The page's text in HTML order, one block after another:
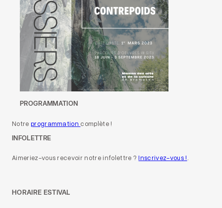
PROGRAMMATION
Notre programmation complète !
INFOLETTRE
Aimeriez-vous recevoir notre infolettre ?Inscrivez-vous !.
HORAIRE ESTIVAL